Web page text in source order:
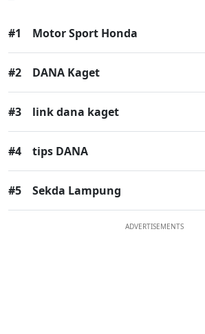
#1 Motor Sport Honda
#2 DANA Kaget
#3 link dana kaget
#4 tips DANA
#5 Sekda Lampung
ADVERTISEMENTS